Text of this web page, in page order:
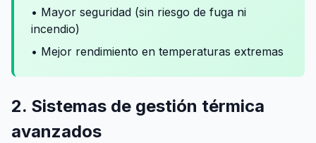
• Mayor seguridad (sin riesgo de fuga ni
incendio)
• Mejor rendimiento en temperaturas extremas
2. Sistemas de gestión térmica
avanzados